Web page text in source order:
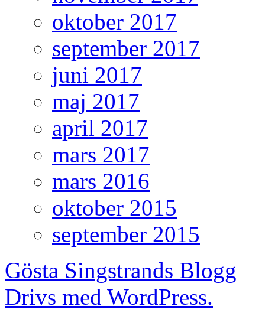
oktober 2017
september 2017
juni 2017
maj 2017
april 2017
mars 2017
mars 2016
oktober 2015
september 2015
Gösta Singstrands Blogg
Drivs med WordPress.